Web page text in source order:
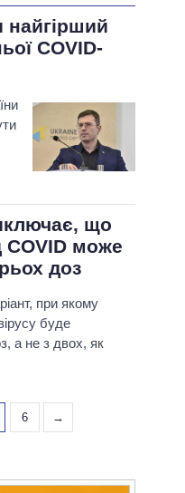
COVID-
що
COVID може
доз
при якому
буде
а не з двох, як
6 →